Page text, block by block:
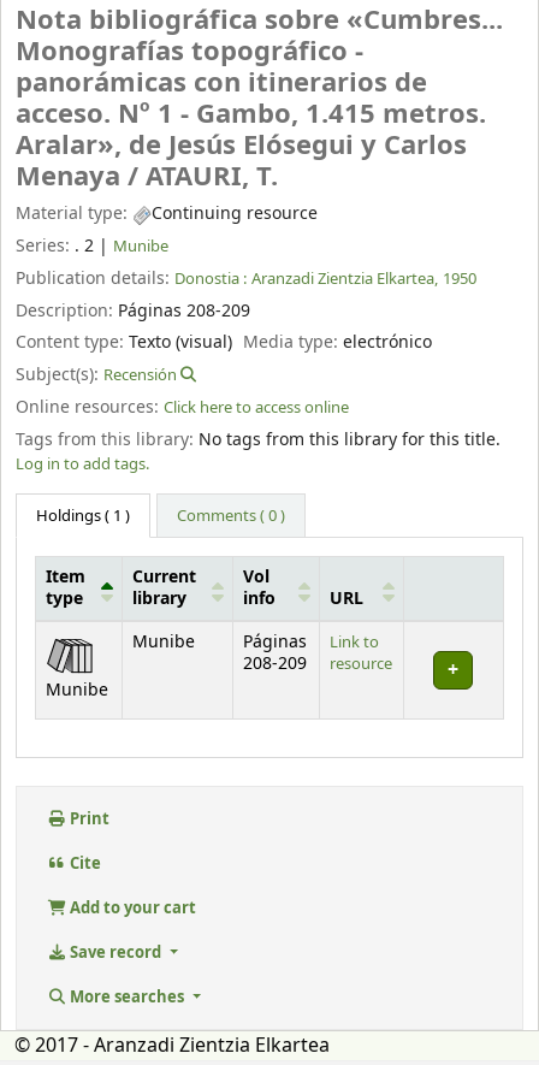
Nota bibliográfica sobre «Cumbres...
Monografías topográfico -
panorámicas con itinerarios de
acceso. Nº 1 - Gambo, 1.415 metros.
Aralar», de Jesús Elósegui y Carlos
Menaya /ATAURI, T.
Material type:
Continuing resource
Series: . 2 | Munibe
Publication details: Donostia : Aranzadi Zientzia Elkartea, 1950
Description: Páginas 208-209
Content type: Texto (visual) Media type:electrónico
Subject(s): Recensión
Online resources: Click here to access online
Tags from this library: No tags from this library for this title.
Log in to add tags.
Holdings( 1 ) Comments ( 0 )
Holdings
Item
type
Current
library
Vol
info
URL
Munibe
Munibe
Páginas
208-209
Link to
resource
Print
Cite
Add to your cart
Save record
More searches
© 2017 - Aranzadi Zientzia Elkartea